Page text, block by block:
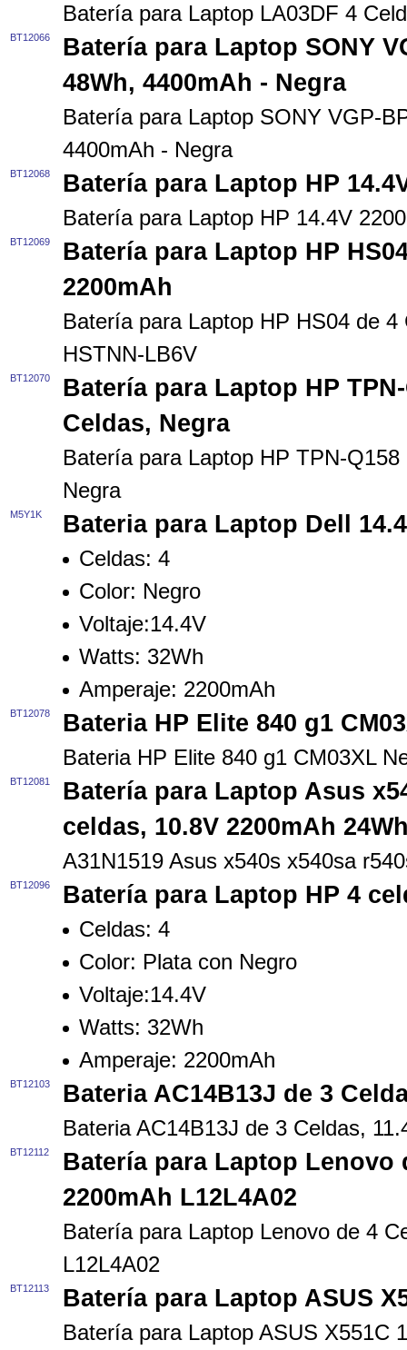
Batería para Laptop LA03DF 4
BT12066
Batería para Laptop SONY
48Wh, 4400mAh - Negra
Batería para Laptop SONY VGP-
4400mAh - Negra
BT12068 Batería para Laptop HP
Batería para Laptop HP 14.4V
BT12069
Batería para Laptop HP
2200mAh
Batería para Laptop HP HS04 de
HSTNN-LB6V
BT12070
Batería para Laptop HP
Celdas, Negra
Batería para Laptop HP TPN-
Negra
M5Y1K Bateria para Laptop Dell
Celdas: 4
Color: Negro
Voltaje:14.4V
Watts: 32Wh
Amperaje: 2200mAh
BT12078 Bateria HP Elite 840 g1
Bateria HP Elite 840 g1 CM03XL
BT12081
Batería para Laptop Asus
celdas, 10.8V 2200mAh
A31N1519 Asus x540s x540sa
BT12096 Batería para Laptop HP 4
Celdas: 4
Color: Plata con Negro
Voltaje:14.4V
Watts: 32Wh
Amperaje: 2200mAh
BT12103 Bateria AC14B13J de 3
Bateria AC14B13J de 3 Celdas,
BT12112
Batería para Laptop Lenovo
2200mAh L12L4A02
Batería para Laptop Lenovo de 4
L12L4A02
BT12113 Batería para Laptop ASUS
Batería para Laptop ASUS X551C